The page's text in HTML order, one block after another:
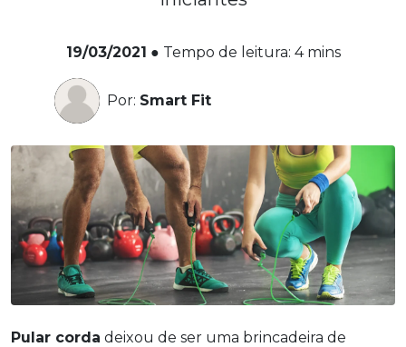
19/03/2021 ● Tempo de leitura: 4 mins
Por: Smart Fit
Pular corda deixou de ser uma brincadeira de